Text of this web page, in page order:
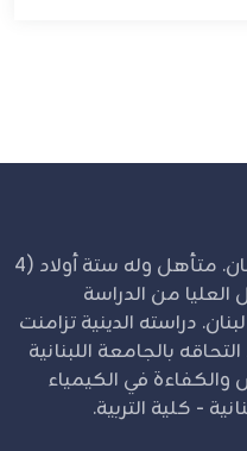
مواليد 1953 كفر فيلا - جنوب لبنان. متأهل وله ستة أولاد (4
العليا من الدراسة
دراسته الدينية تزامنت
بالجامعة اللبنانية
والكفاءة في الكيمياء
- كلية التربية.